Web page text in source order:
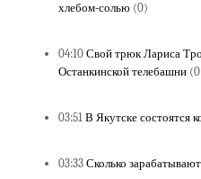
хлебом-солью (0)
04:10 Свой трюк Лариса
Останкинской телебашни
03:51 В Якутске состоятся
03:33 Сколько